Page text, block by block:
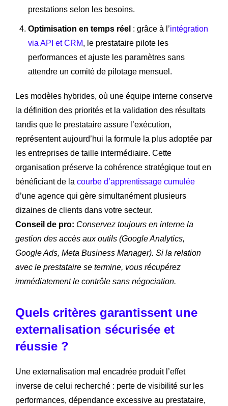
prestations selon les besoins.
Optimisation en temps réel : grâce à l’intégration
via API et CRM, le prestataire pilote les
performances et ajuste les paramètres sans
attendre un comité de pilotage mensuel.
Les modèles hybrides, où une équipe interne conserve
la définition des priorités et la validation des résultats
tandis que le prestataire assure l’exécution,
représentent aujourd’hui la formule la plus adoptée par
les entreprises de taille intermédiaire. Cette
organisation préserve la cohérence stratégique tout en
bénéficiant de la courbe d’apprentissage cumulée
d’une agence qui gère simultanément plusieurs
dizaines de clients dans votre secteur.
Conseil de pro: Conservez toujours en interne la
gestion des accès aux outils (Google Analytics,
Google Ads, Meta Business Manager). Si la relation
avec le prestataire se termine, vous récupérez
immédiatement le contrôle sans négociation.
Quels critères garantissent une
externalisation sécurisée et
réussie ?
Une externalisation mal encadrée produit l’effet
inverse de celui recherché : perte de visibilité sur les
performances, dépendance excessive au prestataire,